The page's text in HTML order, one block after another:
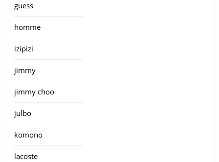
guess
homme
izipizi
jimmy
jimmy choo
julbo
komono
lacoste